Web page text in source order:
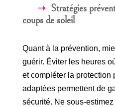
Stratégies
coups de soleil
Quant à la prévention,
guérir. Éviter les heures
et compléter la protection
adaptées permettent de
sécurité. Ne sous-